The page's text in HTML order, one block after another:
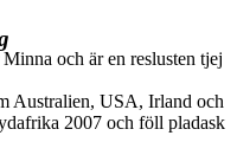
och är en reslusten tjej
Australien, USA, Irland och
2007 och föll pladask